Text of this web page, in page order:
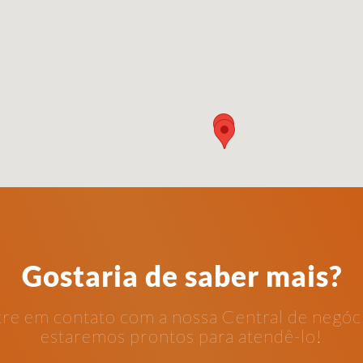
Gostaria de saber mais?
em contato com a nossa Central de
estaremos prontos para atendê-lo!